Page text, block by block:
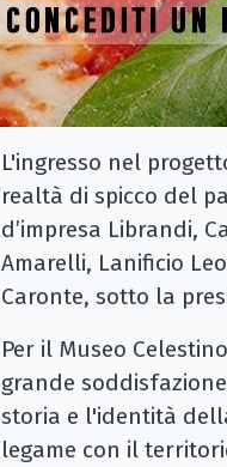
L'ingresso nel
realtà di spicco del
d’impresa Librandi,
Amarelli, Lanificio
Caronte, sotto la
Per il Museo
grande
storia e l'identità
legame con il